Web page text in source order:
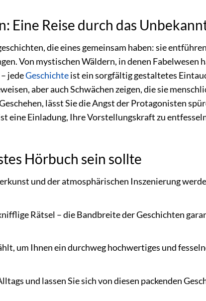
Eine Reise durch das
die eines gemeinsam haben: sie
Von mystischen Wäldern, in denen Fabelwesen
jedeGeschichteist ein sorgfältig gestaltetes
aber auch Schwächen zeigen, die sie
lässt Sie die Angst der Protagonisten
eine Einladung, Ihre Vorstellungskraft zu
Hörbuch sein sollte
und der atmosphärischen Inszenierung
Rätsel – die Bandbreite der Geschichten
um Ihnen ein durchweg hochwertiges und
und lassen Sie sich von diesen packenden